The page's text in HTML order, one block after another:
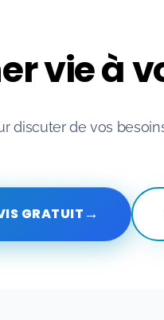
vie à
discuter de vos
GRATUIT→